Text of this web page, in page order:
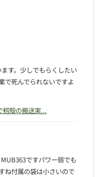
す。少しでもらくしたい
で死んでられないですよ
籾殻の搬送実...
ですパワー弱でも
ね付属の袋は小さいので